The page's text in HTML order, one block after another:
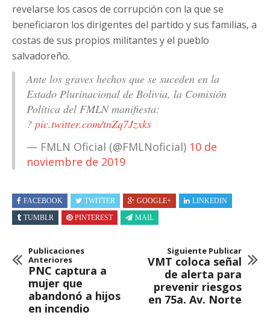
revelarse los casos de corrupción con la que se
beneficiaron los dirigentes del partido y sus familias, a
costas de sus propios militantes y el pueblo
salvadoreño.
Ante los graves hechos que se suceden en la
Estado Plurinacional de Bolivia, la Comisión
Política del FMLN manifiesta:
? pic.twitter.com/tnZq7Jzxks
— FMLN Oficial (@FMLNoficial) 10 de
noviembre de 2019
FACEBOOK TWITTER GOOGLE+
LINKEDIN
TUMBLR
PINTEREST MAIL
Publicaciones
Anteriores
PNC captura a
mujer que
abandonó a hijos
en incendio
Siguiente Publicar
VMT coloca señal
de alerta para
prevenir riesgos
en 75a. Av. Norte